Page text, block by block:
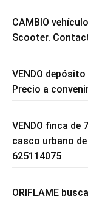
CAMBIO
Scooter.
VENDO
Precio a
VENDO finca de
casco urbano
625114075
ORIFLAME